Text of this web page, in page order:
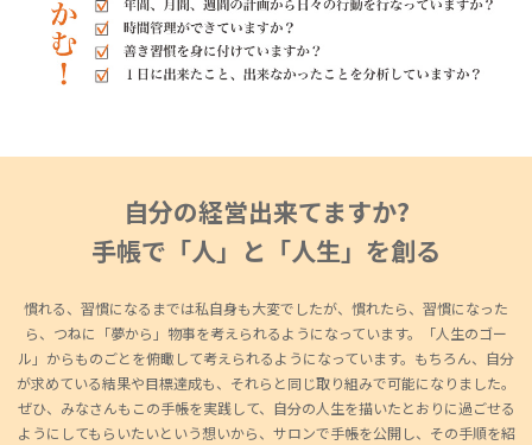
自分の経営出来てますか?
手帳で「人」と「人生」を創る
慣れる、習慣になるまでは私自身も大変でしたが、慣れたら、習慣になった
ら、つねに「夢から」物事を考えられるようになっています。「人生のゴー
ル」からものごとを俯瞰して考えられるようになっています。もちろん、自分
が求めている結果や目標達成も、それらと同じ取り組みで可能になりました。
ぜひ、みなさんもこの手帳を実践して、自分の人生を描いたとおりに過ごせる
ようにしてもらいたいという想いから、サロンで手帳を公開し、その手順を紹